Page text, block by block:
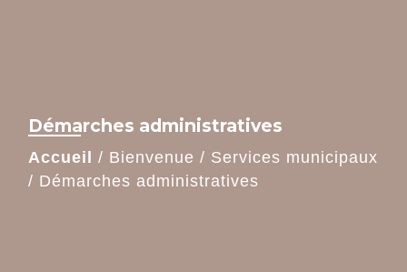
Démarches administratives
Accueil / Bienvenue / Services municipaux
/ Démarches administratives